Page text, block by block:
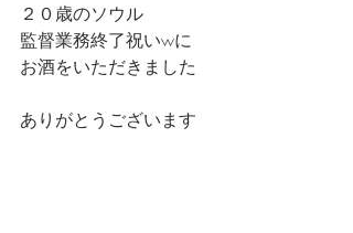
２０歳のソウル
監督業務終了祝いwに
お酒をいただきました
ありがとうございます